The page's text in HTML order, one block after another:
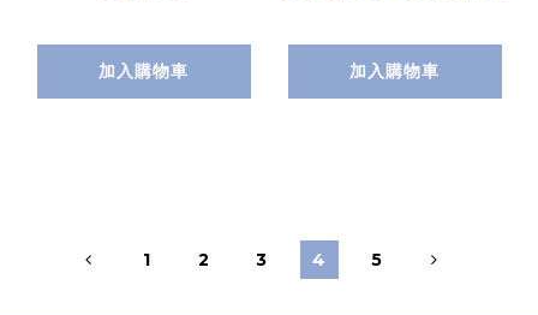
實車安裝-unrv. 台灣
專業安裝
加入購物車
籃 實車安裝-unrv. 台
灣專業安裝
加入購物車
1 2 3 4 5